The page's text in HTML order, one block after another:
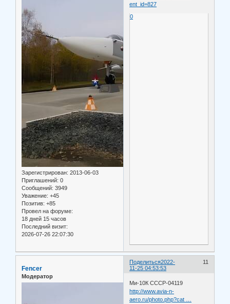
Зарегистрирован: 2013-06-03
Приглашений: 0
Сообщений: 3949
Уважение: +45
Позитив: +85
Провел на форуме:
18 дней 15 часов
Последний визит:
2026-07-26 22:07:30
ent_id=827
0
Поделиться 11
2022-
11-25 04:53:53
Fencer
Модератор
Ми-10К СССР-04119
http://www.avia-n-
aero.ru/photo.php?cat …